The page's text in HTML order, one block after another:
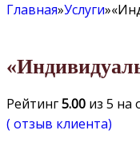
Главная»Услуги»
Рейтинг5.00 из 5 на
(отзыв клиента)